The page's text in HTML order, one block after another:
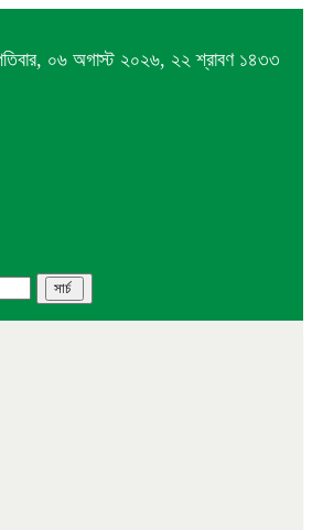
০৬ অগাস্ট ২০২৬, ২২ শ্রাবণ ১৪৩৩